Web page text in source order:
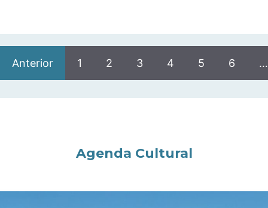
Anterior 1 2 3 4 5 6 …
Agenda Cultural